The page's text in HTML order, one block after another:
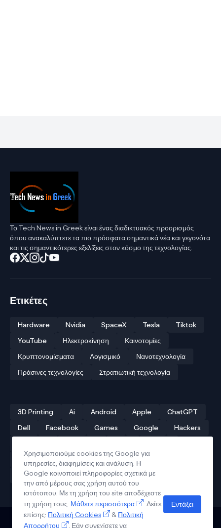
Το Tech News in Greek είναι ένας διαδικτυακός προορισμός
όπου ανακαλύπτετε τα πιο πρόσφατα σημαντικά νέα και γεγονότα
και τις σημαντικότερες εξελίξεις στον κόσμο της τεχνολογίας.
Ετικέτες
Hardware Nvidia SpaceX Tesla
Tiktok
YouTube
Ηλεκτροκίνηση
Καινοτομίες
Κρυπτονομίσματα
Λογισμικό
Νανοτεχνολογία
Πράσινες τεχνολογίες
Στρατιωτική τεχνολογία
3D Printing Ai Android Apple
ChatGPT
Dell
Facebook Games Google
Hackers
Αρχαίες τεχνολογίες
Δρόνοι
Ελληνική τεχνολογία
Ηλεκτροκίνηση
Κβαντικοί υπολογιστές
Χρησιμοποιούμε cookies της Google για
υπηρεσίες, διαφημίσεις και ανάλυση. Η
Google κοινοποιεί πληροφορίες σχετικά με
την από μέρους σας χρήση αυτού του
ιστότοπου. Με τη χρήση του site αποδέχεστε
τη χρήση τους. Μάθετε περισσότερα
. Δείτε
επίσης: Πολιτική Cookies & Πολιτική
Απορρήτου
. Εάν συνεχίσετε να
Εντάξει